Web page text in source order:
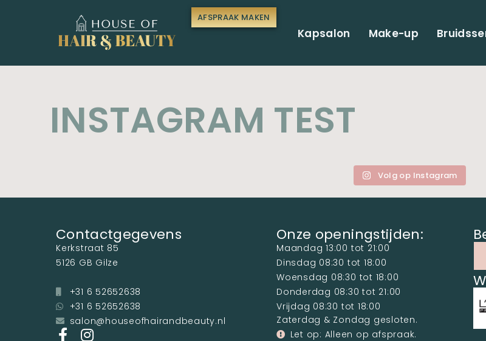
AFSPRAAK MAKEN
Kapsalon Make-up
INSTAGRAM TEST
Volg op Instagram
Contactgegevens
Kerkstraat 85
5126 GB Gilze
+31 6 52652638
+31 6 52652638
salon@houseofhairandbeauty.nl
Onze openingstijden:
Maandag 13:00 tot 21:00
Dinsdag 08:30 tot 18:00
Woensdag 08:30 tot 18:00
Donderdag 08:30 tot 21:00
Vrijdag 08:30 tot 18:00
Zaterdag & Zondag gesloten.
Let op: Alleen op afspraak.